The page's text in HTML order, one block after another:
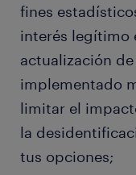
fines
interés legítimo
actualización
implementado
limitar el
la
tus opciones;